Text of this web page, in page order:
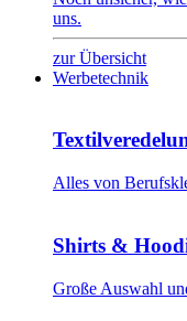
uns.
zur Übersicht
Werbetechnik
Alles von
Shirts &
Große Auswahl